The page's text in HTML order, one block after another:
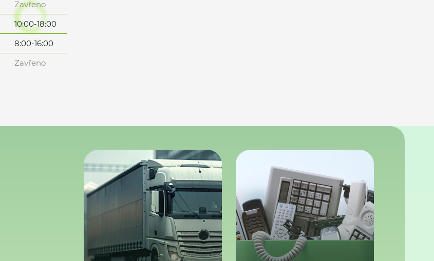
Zavřeno
10:00-18:00
8:00-16:00
Zavřeno